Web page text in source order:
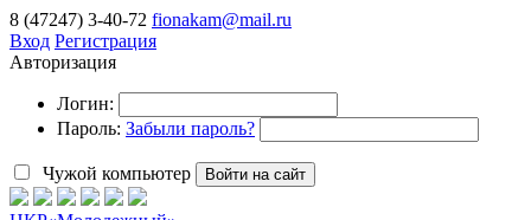
8 (47247) 3-40-72 fionakam@mail.ru
Вход Регистрация
Авторизация
Логин:
Пароль: Забыли пароль?
Чужой компьютер Войти на сайт